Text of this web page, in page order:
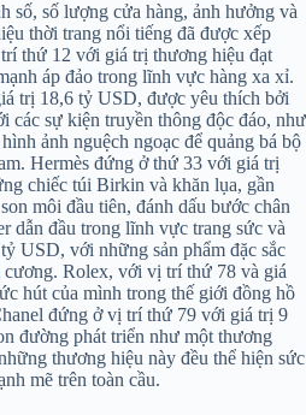
số, số lượng cửa hàng, ảnh hưởng và
thời trang nổi tiếng đã được xếp
thứ 12 với giá trị thương hiệu đạt
áp đảo trong lĩnh vực hàng xa xỉ.
trị 18,6 tỷ USD, được yêu thích bởi
các sự kiện truyền thông độc đáo, như
ảnh nguệch ngoạc để quảng bá bộ
Hermès đứng ở thứ 33 với giá trị
chiếc túi Birkin và khăn lụa, gần
môi đầu tiên, đánh dấu bước chân
dẫn đầu trong lĩnh vực trang sức và
USD, với những sản phẩm đặc sắc
Rolex, với vị trí thứ 78 và giá
hút của mình trong thế giới đồng hồ
đứng ở vị trí thứ 79 với giá trị 9
đường phát triển như một thương
thương hiệu này đều thể hiện sức
mẽ trên toàn cầu.